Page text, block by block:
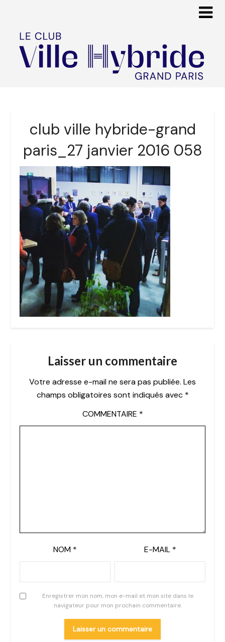
club ville hybride-grand
paris_27 janvier 2016 058
Laisser un commentaire
Votre adresse e-mail ne sera pas publiée. Les
champs obligatoires sont indiqués avec *
COMMENTAIRE *
NOM * E-MAIL *
Enregistrer mon nom, mon e-mail et mon site dans le
navigateur pour mon prochain commentaire.